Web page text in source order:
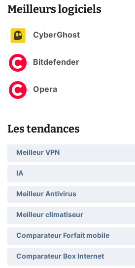
Meilleurs logiciels
CyberGhost
Bitdefender
Opera
Les tendances
Meilleur VPN
IA
Meilleur Antivirus
Meilleur climatiseur
Comparateur Forfait mobile
Comparateur Box Internet